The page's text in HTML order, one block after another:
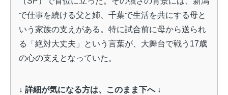
で仕事を続ける父と姉、千葉で生活を共にする母と
いう家族の支えがある。特に試合前に母から送られ
る「絶対大丈夫」という言葉が、大舞台で戦う17歳
の心の支えとなっていた。
↓ 詳細が気になる方は、このまま下へ ↓